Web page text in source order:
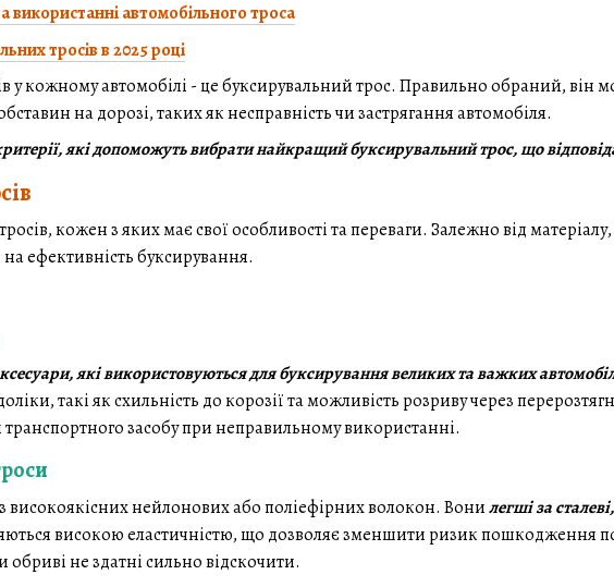
автомобільного троса
тросів в 2025 році
у кожному автомобілі - це буксирувальний трос. Правильно обраний, він
на дорозі, таких як несправність чи застрягання автомобіля.
які допоможуть вибрати найкращий буксирувальний трос, що
кожен з яких має свої особливості та переваги. Залежно від
ефективність буксирування.
які використовуються для буксирування великих та важких
такі як схильність до корозії та можливість розриву через
засобу при неправильному використанні.
високоякісних нейлонових або поліефірних волокон. Вонилегші за
високою еластичністю, що дозволяє зменшити ризик пошкодження
не здатні сильно відскочити.